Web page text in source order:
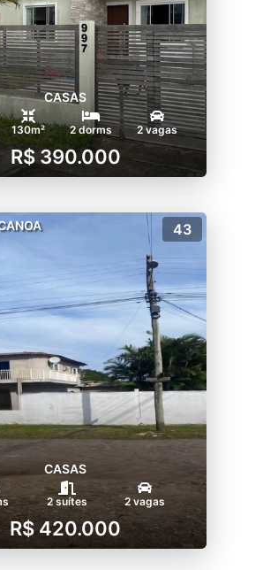
CASAS
130m² 2 dorms 2 vagas
R$ 390.000
43
CASAS
2 suítes 2 vagas
R$ 420.000